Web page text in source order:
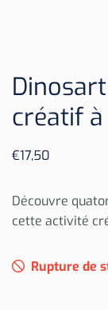
créatif
€17,50
Découvre
cette activité
Rupture de